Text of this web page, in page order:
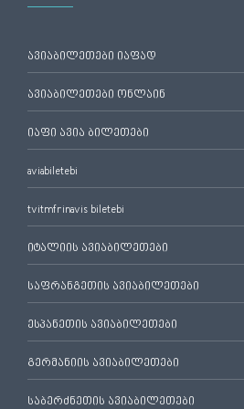
ავიაბილეთები იაფად
ავიაბილეთები ონლაინ
იაფი ავია ბილეთები
aviabiletebi
tvitmfrinavis biletebi
იტალიის ავიაბილეთები
საფრანგეთის ავიაბილეთები
ესპანეთის ავიაბილეთები
გერმანიის ავიაბილეთები
საბერძნეთის ავიაბილეთები